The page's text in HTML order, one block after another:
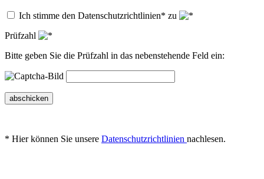
Ich stimme den Datenschutzrichtlinien* zu
Prüfzahl
Bitte geben Sie die Prüfzahl in das nebenstehende Feld ein:
abschicken
* Hier können Sie unsere Datenschutzrichtlinien nachlesen.